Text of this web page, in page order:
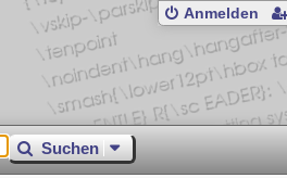
Anmelden
Suchen